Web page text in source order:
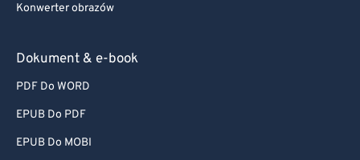
Konwerter obrazów
Dokument & e-book
PDF Do WORD
EPUB Do PDF
EPUB Do MOBI